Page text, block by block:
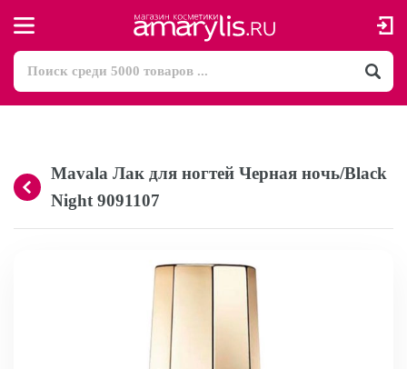
Mavala Лак для ногтей Черная ночь/Black
Night 9091107